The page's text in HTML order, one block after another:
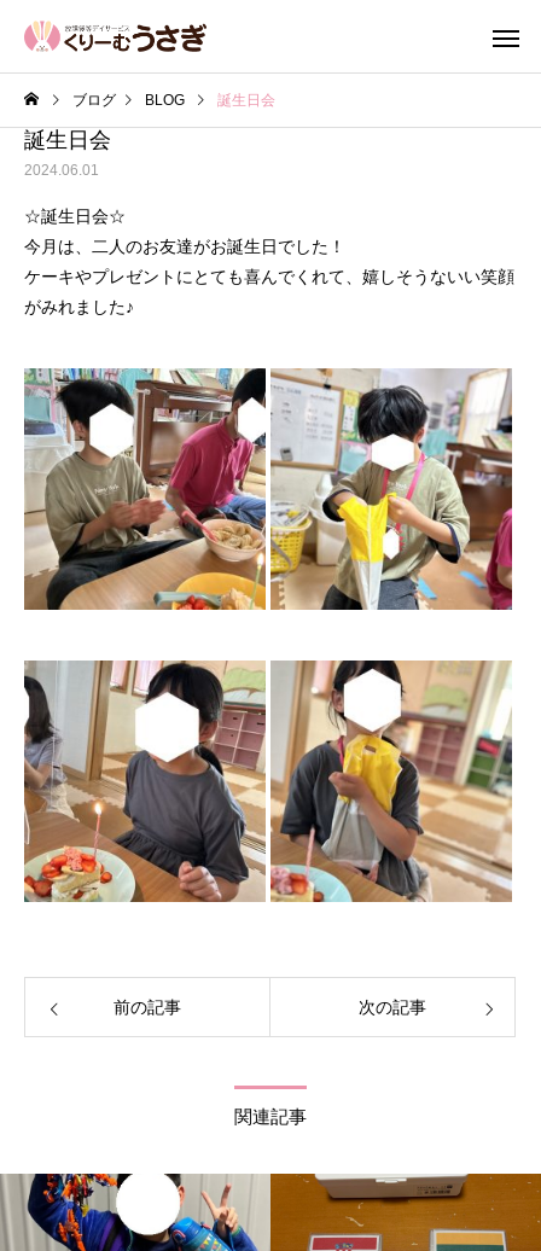
ブログ BLOG 誕生日会
誕生日会
2024.06.01
☆誕生日会☆
今月は、二人のお友達がお誕生日でした！
ケーキやプレゼントにとても喜んでくれて、嬉しそうないい笑顔
がみれました♪
前の記事 次の記事
関連記事